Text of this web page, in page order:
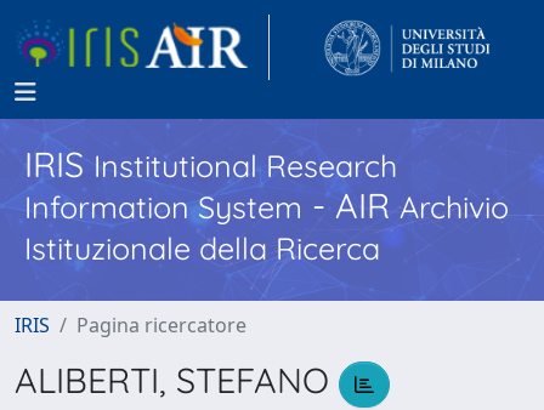
IRISInstitutional Research
Information System - AIR Archivio
Istituzionale della Ricerca
IRIS Pagina ricercatore
ALIBERTI, STEFANO